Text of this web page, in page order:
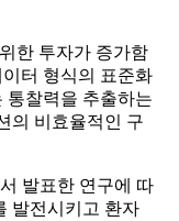
한 투자가 증가함
터 형식의 표준화
통찰력을 추출하는
의 비효율적인 구
발표한 연구에 따
발전시키고 환자